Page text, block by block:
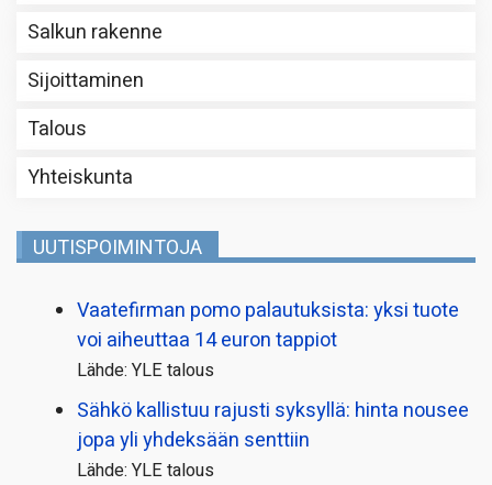
Salkun rakenne
Sijoittaminen
Talous
Yhteiskunta
UUTISPOIMINTOJA
Vaatefirman pomo palautuksista: yksi tuote
voi aiheuttaa 14 euron tappiot
Lähde: YLE talous
Sähkö kallistuu rajusti syksyllä: hinta nousee
jopa yli yhdeksään senttiin
Lähde: YLE talous